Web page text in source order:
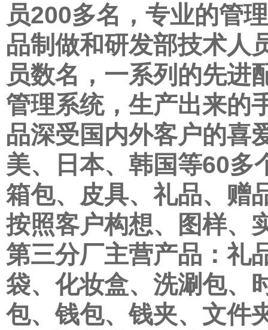
员200多名，专业的管
品制做和研发部技术人
员数名，一系列的先进
管理系统，生产出来的
品深受国内外客户的喜
美、日本、韩国等60多
箱包、皮具、礼品、赠
按照客户构想、图样、
第三分厂主营产品：礼
袋、化妆盒、洗涮包、
包、钱包、钱夹、文件